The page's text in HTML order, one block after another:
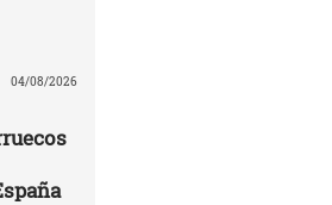
04/08/2026